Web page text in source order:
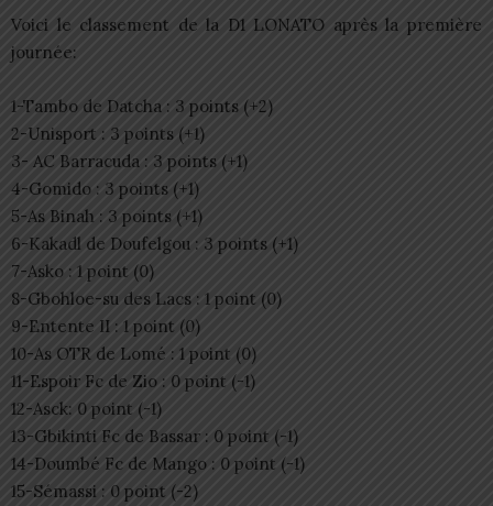
Voici le classement de la D1 LONATO après la première
journée:
1-Tambo de Datcha : 3 points (+2)
2-Unisport : 3 points (+1)
3- AC Barracuda : 3 points (+1)
4-Gomido : 3 points (+1)
5-As Binah : 3 points (+1)
6-Kakadl de Doufelgou : 3 points (+1)
7-Asko : 1 point (0)
8-Gbohloe-su des Lacs : 1 point (0)
9-Entente II : 1 point (0)
10-As OTR de Lomé : 1 point (0)
11-Espoir Fc de Zio : 0 point (-1)
12-Asck: 0 point (-1)
13-Gbikinti Fc de Bassar : 0 point (-1)
14-Doumbé Fc de Mango : 0 point (-1)
15-Sémassi : 0 point (-2)